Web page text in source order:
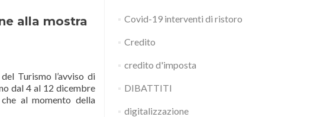
della
Sardegna
alla mostra
Turismo l’avviso di
dal 4 al 12 dicembre
al momento della
Covid-19 interventi di ristoro
Credito
credito d'imposta
DIBATTITI
digitalizzazione